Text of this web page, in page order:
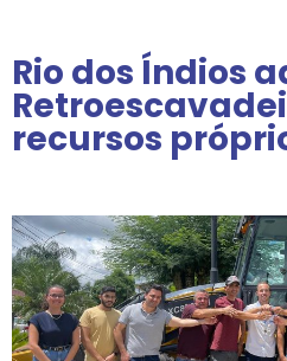
Rio dos Índios
recursos